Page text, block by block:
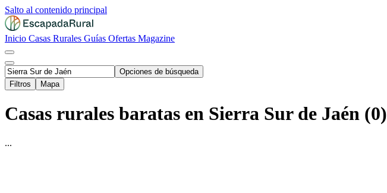
Salto al contenido principal
Inicio Casas Rurales Guías Ofertas Magazine
Opciones de búsqueda
Filtros
Mapa
Casas rurales baratas en Sierra Sur de Jaén (0)
...